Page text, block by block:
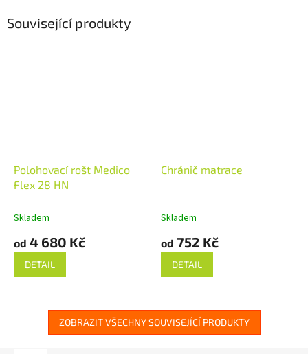
Související produkty
Polohovací rošt Medico
Flex 28 HN
Skladem
od 4 680 Kč
DETAIL
Chránič matrace
Skladem
od 752 Kč
DETAIL
ZOBRAZIT VŠECHNY SOUVISEJÍCÍ PRODUKTY